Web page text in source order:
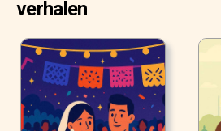
verhalen